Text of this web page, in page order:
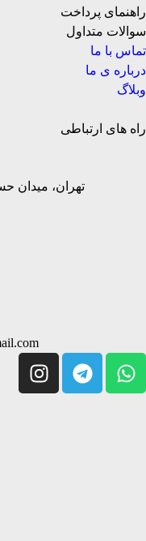
راهنمای پرداخت
سوالات متداول
تماس با ما
درباره ی ما
وبلاگ
راه های ارتباطی
تهران، میدان